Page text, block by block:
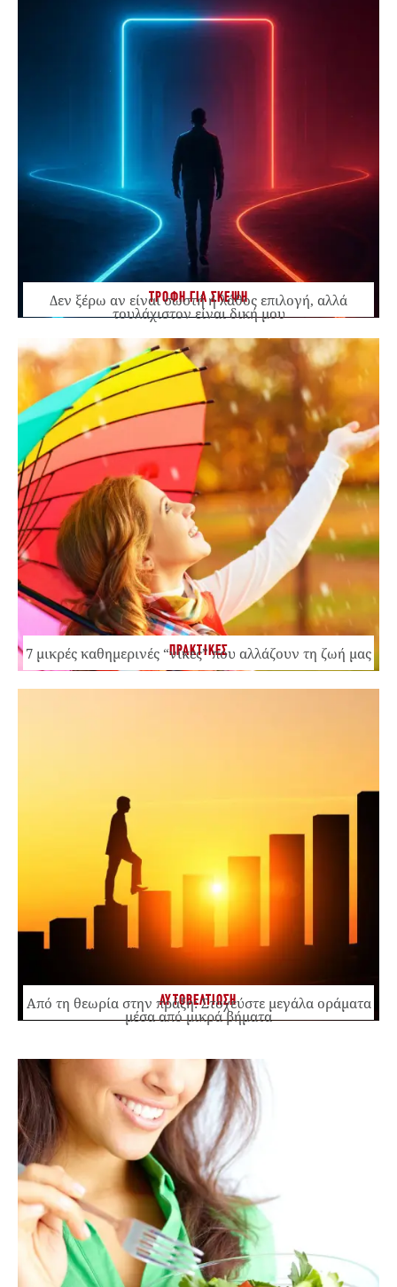
ΤΡΟΦΗ ΓΙΑ ΣΚΕΨΗ
Δεν ξέρω αν είναι σωστή ή λάθος επιλογή, αλλά
τουλάχιστον είναι δική μου
ΠΡΑΚΤΙΚΕΣ
7 μικρές καθημερινές “νίκες” που αλλάζουν τη ζωή μας
ΑΥΤΟΒΕΛΤΙΩΣΗ
Από τη θεωρία στην πράξη: Στοχεύστε μεγάλα οράματα
μέσα από μικρά βήματα